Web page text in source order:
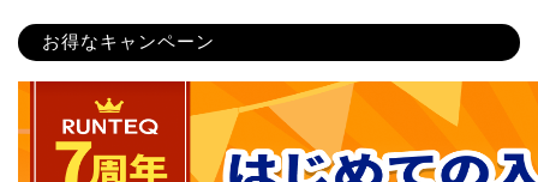
お得なキャンペーン